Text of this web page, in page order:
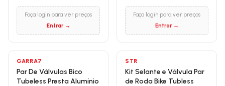
Faça login para ver preços
Entrar →
Faça login para ver preços
Entrar →
GARRA7
Par De Válvulas Bico
Tubeless Presta Alumínio
STR
Kit Selante e Válvula Par
de Roda Bike Tubless